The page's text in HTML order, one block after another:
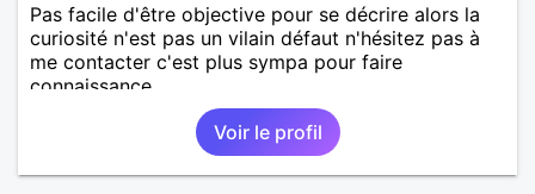
Pas facile d'être objective pour se décrire alors la
curiosité n'est pas un vilain défaut n'hésitez pas à
me contacter c'est plus sympa pour faire
connaissance.
Voir le profil